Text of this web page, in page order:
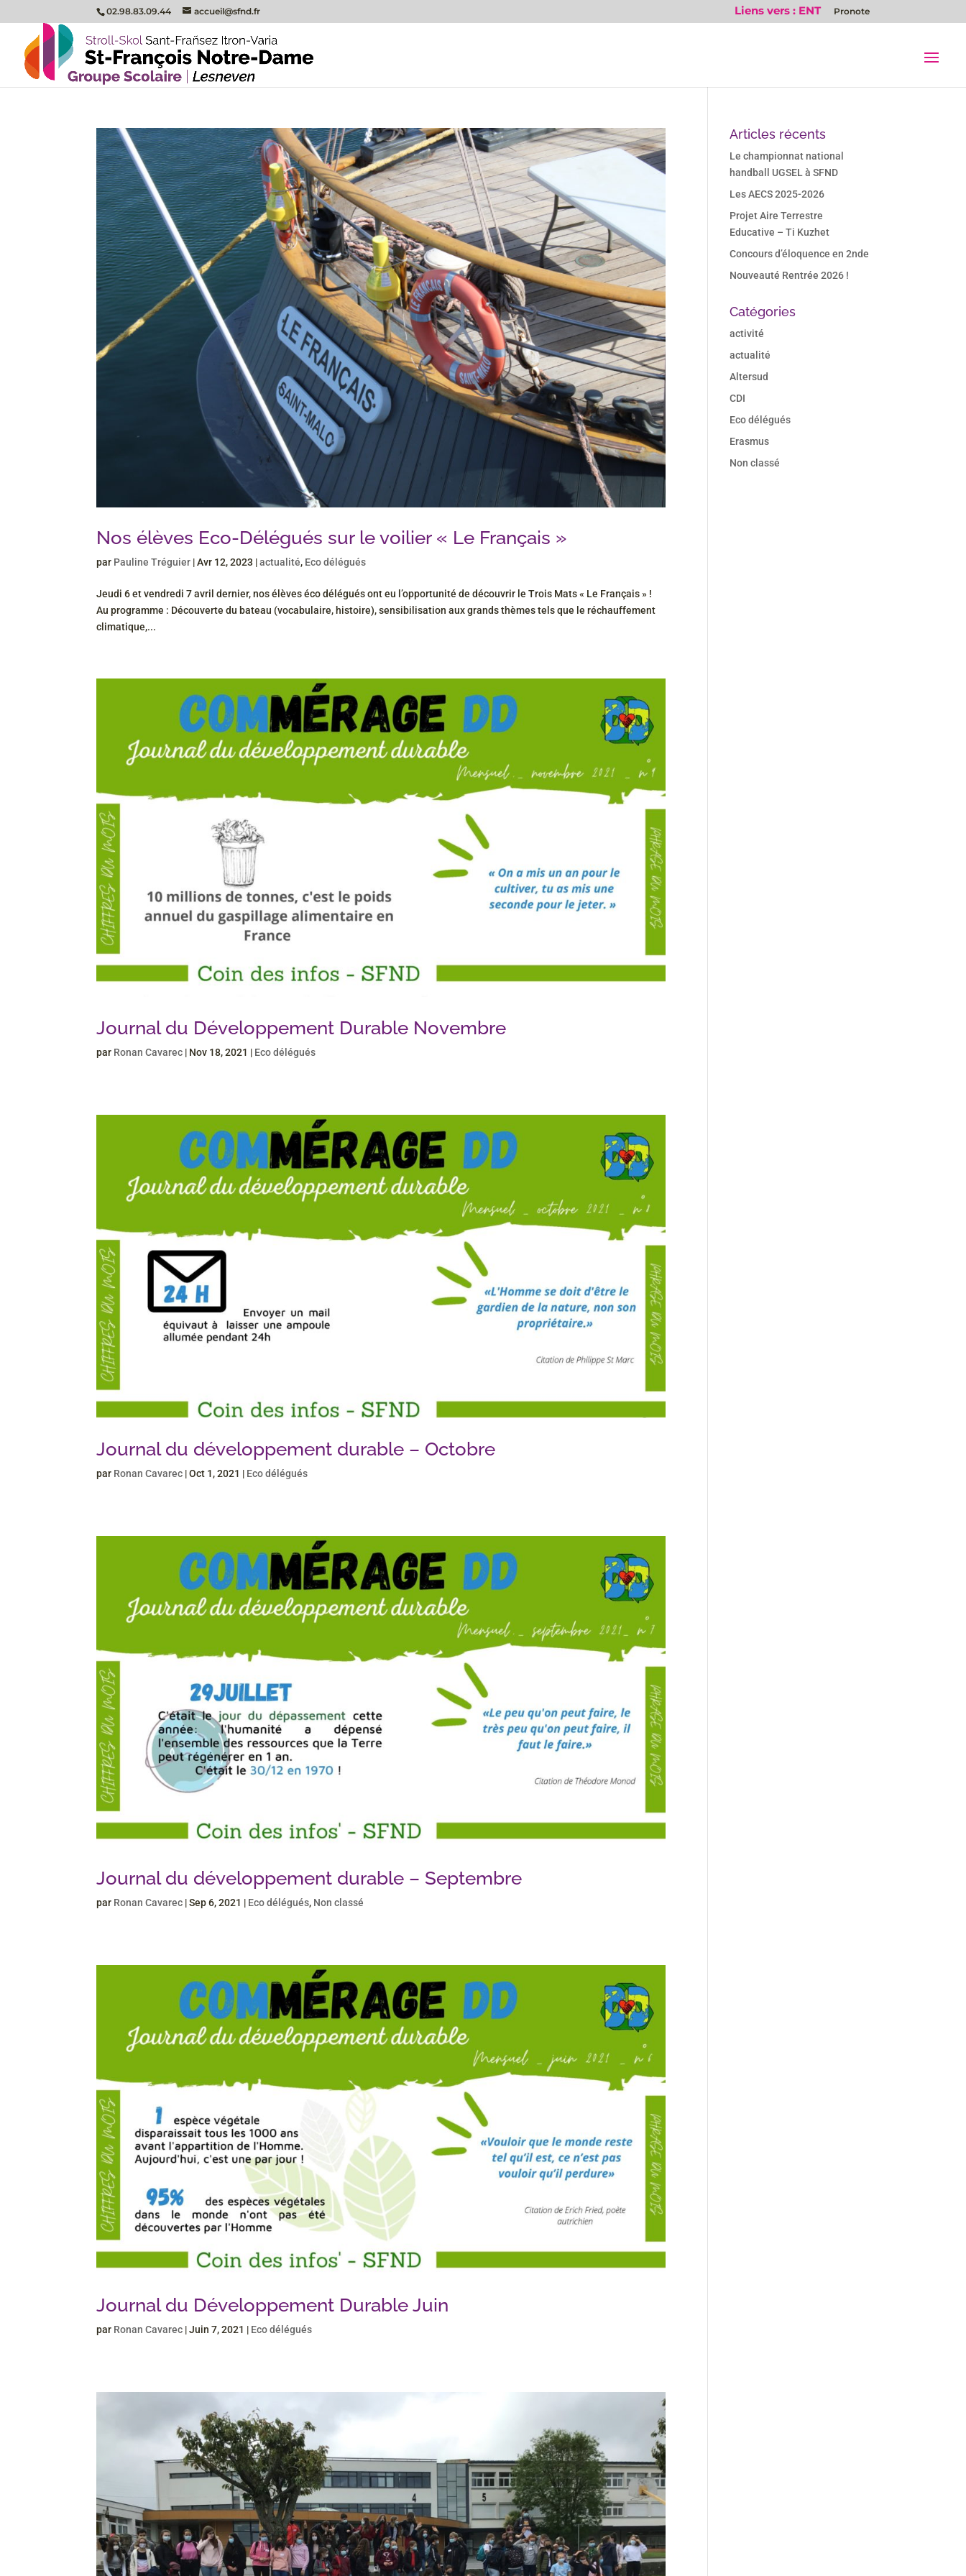
02.98.83.09.44 accueil@sfnd.fr Liens vers : ENT Pronote
Nos élèves Eco-Délégués sur le voilier « Le Français »
par Pauline Tréguier |Avr 12, 2023 |actualité, Eco délégués
Jeudi 6 et vendredi 7 avril dernier, nos élèves éco délégués ont eu l’opportunité de découvrir le Trois Mats « Le Français » !
Au programme : Découverte du bateau (vocabulaire, histoire), sensibilisation aux grands thèmes tels que le réchauffement
climatique,...
Journal du Développement Durable Novembre
par Ronan Cavarec | Nov 18, 2021 | Eco délégués
Journal du développement durable – Octobre
par Ronan Cavarec |Oct 1, 2021 | Eco délégués
Journal du développement durable – Septembre
par Ronan Cavarec |Sep 6, 2021 | Eco délégués, Non classé
Journal du Développement Durable Juin
par Ronan Cavarec |Juin 7, 2021 | Eco délégués
Articles récents
Le championnat national
handball UGSEL à SFND
Les AECS 2025-2026
Projet Aire Terrestre
Educative – Ti Kuzhet
Concours d’éloquence en 2nde
Nouveauté Rentrée 2026 !
Catégories
activité
actualité
Altersud
CDI
Eco délégués
Erasmus
Non classé